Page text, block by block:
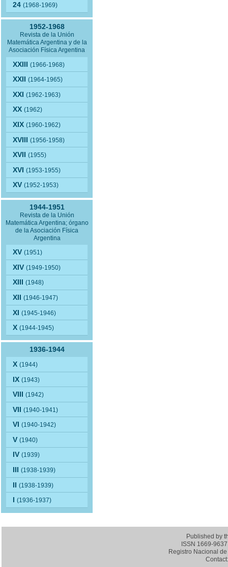
24(1968-1969)
1952-1968
Revista de la Unión
Matemática Argentina y de la
Asociación Física Argentina
XXIII(1966-1968)
XXII(1964-1965)
XXI(1962-1963)
XX(1962)
XIX(1960-1962)
XVIII(1956-1958)
XVII(1955)
XVI(1953-1955)
XV(1952-1953)
1944-1951
Revista de la Unión
Matemática Argentina; órgano
de la Asociación Física
Argentina
XV(1951)
XIV(1949-1950)
XIII(1948)
XII(1946-1947)
XI(1945-1946)
X(1944-1945)
1936-1944
X(1944)
IX(1943)
VIII(1942)
VII(1940-1941)
VI(1940-1942)
V(1940)
IV(1939)
III(1938-1939)
II(1938-1939)
I(1936-1937)
Published by
ISSN 1669-
Registro Nacional